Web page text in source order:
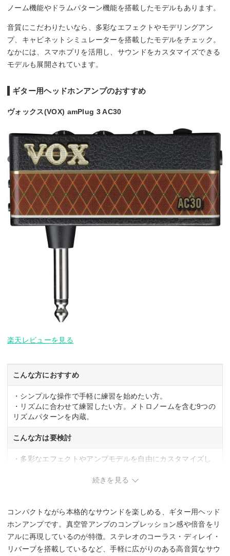
ノーム機能やドラムパターン機能を搭載したモデルもあります。
音質にこだわりたいなら、多彩なエフェクトやモデリングアン
プ、キャビネットシミュレーターを搭載したモデルをチェック。
なかには、スマホプリを活用し、サウンドをカスタマイズできる
モデルも展開されています。
ギター用ヘッドホンアンプのおすすめ
ヴォックス(VOX) amPlug 3 AC30
楽天レビューを見る
こんな方におすすめ
・シンプルな操作で手軽に練習を始めたい方。
・リズムに合わせて練習したい方。メトロノームを含む9つの
リズムパターンを内蔵。
こんな方は要検討
・多彩なエフェクトやアンプモデルを自由にカスタマイズし
・ワイヤレス接続を重視する方。
続きを見る
コンパクトながら本格的なサウンドを楽しめる、ギター用ヘッド
ホンアンプです。真空管アンプのコンプレッション感や倍音をリ
アルに再現しているのが特徴。ステレオのコーラス・ディレイ・
リバーブを搭載しているなど、手軽に広がりのある高音質なサウ